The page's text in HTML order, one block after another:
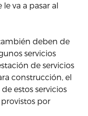
va a pasar al
deben de
servicios
de servicios
construcción, el
estos servicios
por